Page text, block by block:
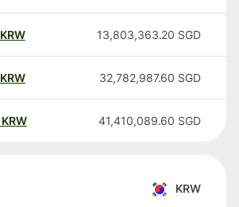
KRW 13,803,363.20 SGD
KRW 32,782,987.60 SGD
KRW 41,410,089.60 SGD
KRW